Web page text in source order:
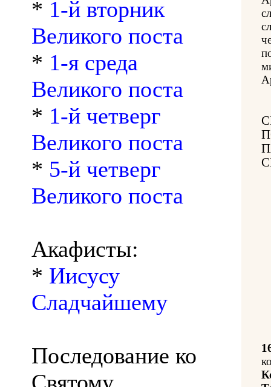
* 1-й вторник
Великого поста
* 1-я среда
Великого поста
* 1-й четверг
Великого поста
* 5-й четверг
Великого поста
Акафисты:
* Иисусу
Сладчайшему
Последование ко